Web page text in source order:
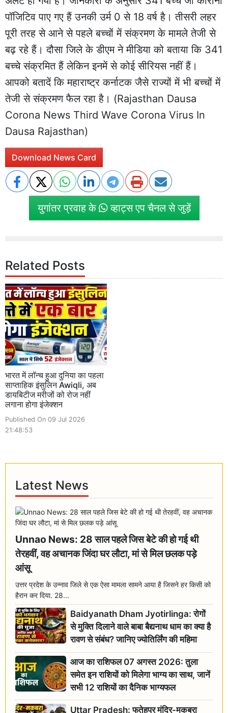
पॉजिटिव पाए गए हैं उनकी उर्म 0 से 18 वर्ष है। तीसरी लहर
पूरी तरह से आने से पहले बच्चों में संक्रमण के मामले तेजी से
बढ़ रहे हैं। दौसा जिले के डीएम ने मीडिया को बताया कि 341
बच्चे संक्रमित हैं लेकिन इनमें से कोई सीरियस नहीं हैं।
आपको बतादें कि महाराष्ट्र कर्नाटक जैसे राज्यों में भी बच्चों में
तेजी से संक्रमण फैल रहा है। (Rajasthan Dausa
Corona News Third Wave Corona Virus In
Dausa Rajasthan)
Download News Card
युगांतर प्रवाह के व्हाट्स एप चैनल से जुड़ें
Related Posts
भारत में लॉन्च हुआ दुनिया का पहला
साप्ताहिक इंसुलिन Awiqli, अब
डायबिटीज मरीजों को रोज नहीं
लगाना होगा इंजेक्शन
Published On 09 Jul 2026
21:48:53
Latest News
Unnao News: 28 साल पहले जिस बेटे की हो गई थी
तेरहवीं, वह अचानक जिंदा घर लौटा, मां से मिल छलक पड़े
आंसू
उत्तर प्रदेश के उन्नाव जिले से एक ऐसा मामला सामने आया है जिसने हर किसी को
हैरान कर दिया. 28...
Baidyanath Dham Jyotirlinga: रोगों
से मुक्ति दिलाने वाले बाबा बैद्यनाथ धाम का क्या है
रावण से संबंध? जानिए ज्योतिर्लिंग की महिमा
आज का राशिफल 07 अगस्त 2026: तुला
समेत इन राशियों को मिलेगा भाग्य का साथ, जानें
सभी 12 राशियों का दैनिक भाग्यफल
Uttar Pradesh: फतेहपुर मंदिर-मकबरा